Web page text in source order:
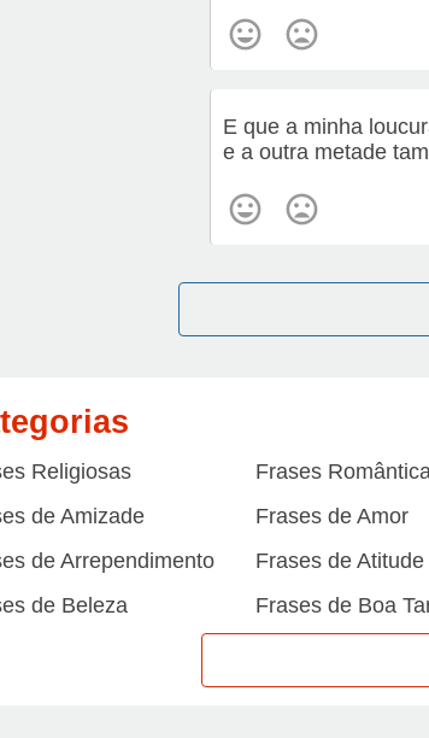
E que a minha
e a outra metade
Religiosas Frases
de Amizade
Frases de Amor
de Arrependimento
Frases de Atitude
de Beleza
Frases de Boa
Frases de